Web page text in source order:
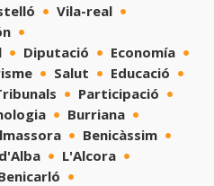
Vila-real
Diputació
Economía
Salut
Educació
Participació
Burriana
Benicàssim
L'Alcora